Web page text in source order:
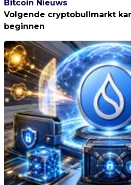
Bitcoin Nieuws
Volgende cryptobullmarkt
beginnen